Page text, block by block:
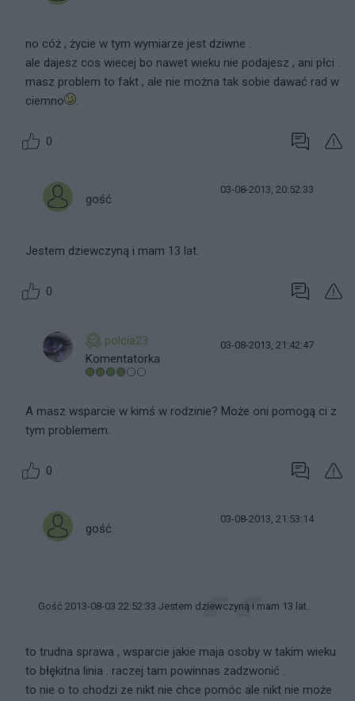
no cóż , życie w tym wymiarze jest dziwne .
ale dajesz cos wiecej bo nawet wieku nie podajesz , ani płci .
masz problem to fakt , ale nie można tak sobie dawać rad w
ciemno
.
0
gość
03-08-2013, 20:52:33
Jestem dziewczyną i mam 13 lat.
0
polcia23
Komentatorka
03-08-2013, 21:42:47
A masz wsparcie w kimś w rodzinie? Może oni pomogą ci z
tym problemem.
0
gość
03-08-2013, 21:53:14
Gość 2013-08-03 22:52:33 Jestem dziewczyną i mam 13 lat.
to trudna sprawa , wsparcie jakie maja osoby w takim wieku
to błękitna linia . raczej tam powinnas zadzwonić .
to nie o to chodzi ze nikt nie chce pomóc ale nikt nie może